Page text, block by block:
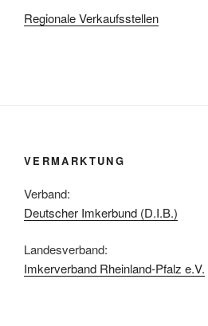
Regionale Verkaufsstellen
VERMARKTUNG
Verband:
Deutscher Imkerbund (D.I.B.)
Landesverband:
Imkerverband Rheinland-Pfalz e.V.